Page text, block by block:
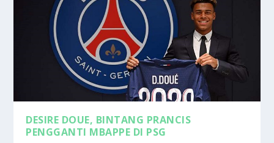
DESIRE DOUE, BINTANG PRANCIS
PENGGANTI MBAPPE DI PSG